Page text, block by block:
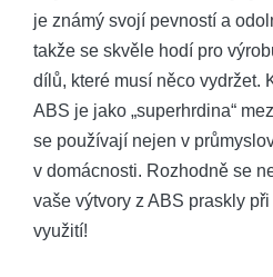
je známý svojí pevností a
takže se skvěle hodí pro
dílů, které musí něco vydržet.
ABS je jako „superhrdina“
se používají nejen v
v domácnosti. Rozhodně se
vaše výtvory z ABS praskly
využití!